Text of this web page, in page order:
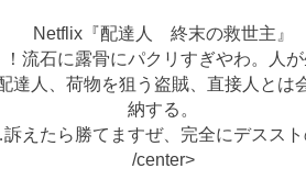
Netflix『配達人 終末の救世主』
流石に露骨にパクリすぎやわ。人が
達人、荷物を狙う盗賊、直接人とは
納する。
えたら勝てますぜ、完全にデススト
/center>